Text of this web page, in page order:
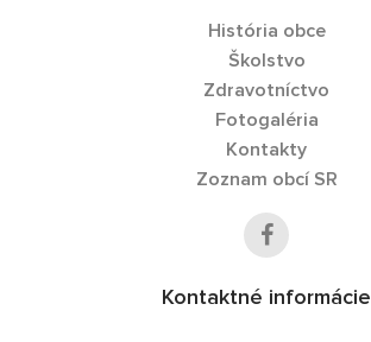
História obce
Školstvo
Zdravotníctvo
Fotogaléria
Kontakty
Zoznam obcí SR
Kontaktné informácie